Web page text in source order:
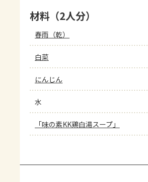
材料（2人分）
春雨（乾）
白菜
にんじん
水
「味の素KK鶏白湯スープ」